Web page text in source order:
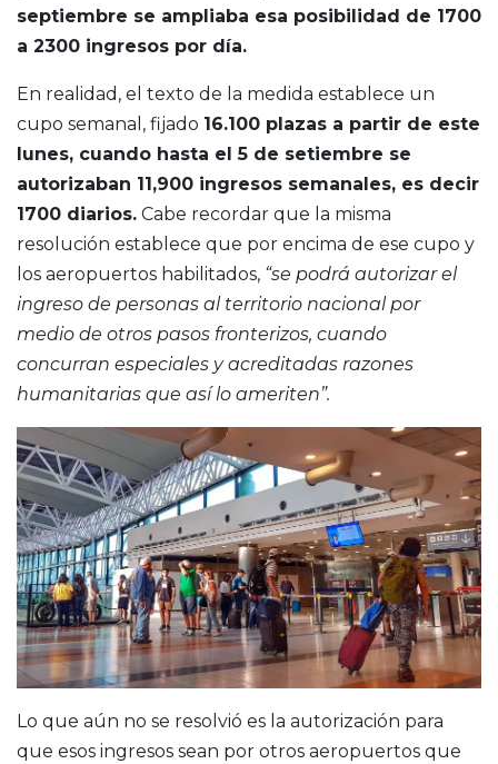
septiembre se ampliaba esa posibilidad de 1700
a 2300 ingresos por día.
En realidad, el texto de la medida establece un
cupo semanal, fijado 16.100 plazas a partir de este
lunes, cuando hasta el 5 de setiembre se
autorizaban 11,900 ingresos semanales, es decir
1700 diarios. Cabe recordar que la misma
resolución establece que por encima de ese cupo y
los aeropuertos habilitados, “se podrá autorizar el
ingreso de personas al territorio nacional por
medio de otros pasos fronterizos, cuando
concurran especiales y acreditadas razones
humanitarias que así lo ameriten”.
Lo que aún no se resolvió es la autorización para
que esos ingresos sean por otros aeropuertos que